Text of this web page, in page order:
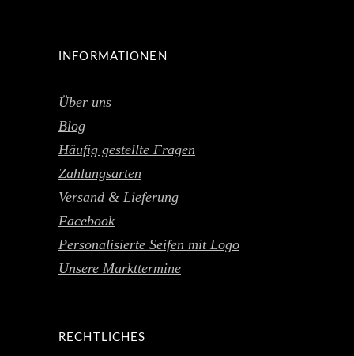
INFORMATIONEN
Über uns
Blog
Häufig gestellte Fragen
Zahlungsarten
Versand & Lieferung
Facebook
Personalisierte Seifen mit Logo
Unsere Markttermine
RECHTLICHES